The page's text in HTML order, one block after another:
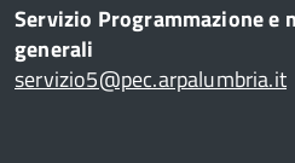
Servizio Programmazione
generali
servizio5@pec.arpalumbria.it